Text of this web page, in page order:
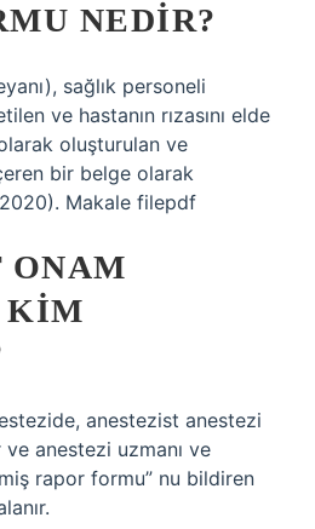
NEDIR?
sağlık personeli
ve hastanın rızasını elde
oluşturulan ve
bir belge olarak
2020). Makale filepdf
ONAM
KIM
anestezist anestezi
ve anestezi uzmanı ve
rapor formu” nu bildiren